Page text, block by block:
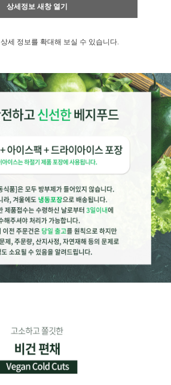
상세정보 새창 열기
상세 정보를 확대해 보실 수 있습니다.